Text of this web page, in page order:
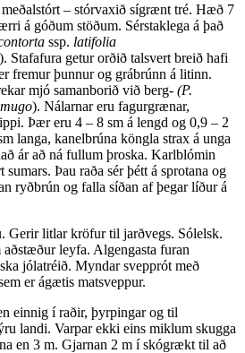
– stórvaxið sígrænt tré. Hæð 7
á góðum stöðum. Sérstaklega á það
ssp. latifolia
Stafafura getur orðið talsvert breið hafi
fremur þunnur og grábrúnn á litinn.
mjó samanborið við berg- (P.
mugo). Nálarnar eru fagurgrænar,
Þær eru 4 – 8 sm á lengd og 0,9 – 2
langa, kanelbrúna köngla strax á unga
ár að ná fullum þroska. Karlblómin
Þau raða sér þétt á sprotana og
ryðbrún og falla síðan af þegar líður á
Gerir litlar kröfur til jarðvegs. Sólelsk.
aðstæður leyfa. Algengasta furan
jólatréið. Myndar svepprót með
er ágætis matsveppur.
einnig í raðir, þyrpingar og til
landi. Varpar ekki eins miklum skugga
en 3 m. Gjarnan 2 m í skógrækt til að